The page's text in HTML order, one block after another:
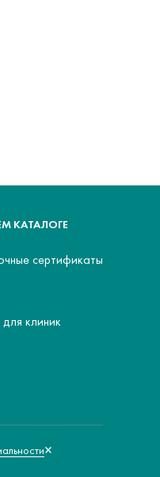
КАТАЛОГЕ
сертификаты
клиник
данных
×